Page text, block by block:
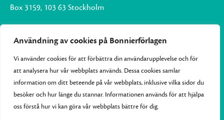
Användning av cookies på Bonnierförlagen
Vi använder cookies för att förbättra din användarupplevelse och för
att analysera hur vår webbplats används. Dessa cookies samlar
information om ditt beteende på vår webbplats, inklusive vilka sidor du
besöker och hur länge du stannar. Informationen används för att hjälpa
oss förstå hur vi kan göra vår webbplats bättre för dig.
Box 3159, 103 63 Stockholm
Om Bonnierförlagen
Cookies
Integritetspolicy